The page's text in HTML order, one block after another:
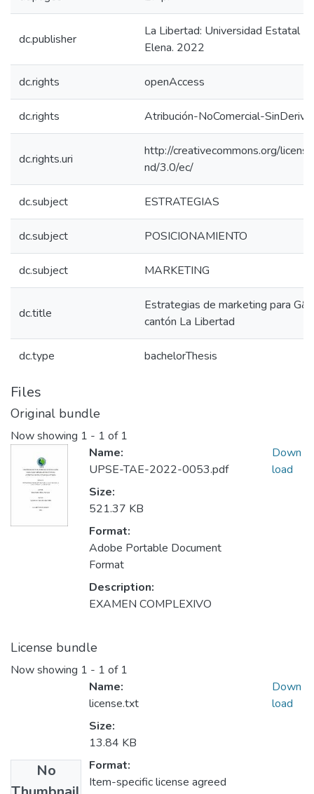
dc.publisher
La Libertad: Universidad Estatal
Elena. 2022
dc.rights openAccess
dc.rights Atribución-NoComercial-
dc.rights.uri
http://creativecommons.org/
nd/3.0/ec/
dc.subject ESTRATEGIAS
dc.subject POSICIONAMIENTO
dc.subject MARKETING
dc.title
Estrategias de marketing para
cantón La Libertad
dc.type bachelorThesis
Files
Original bundle
Now showing 1 - 1 of 1
Name:
UPSE-TAE-2022-0053.pdf
Size:
521.37 KB
Format:
Adobe Portable Document
Format
Description:
EXAMEN COMPLEXIVO
Down
load
License bundle
Now showing 1 - 1 of 1
No
Name:
license.txt
Size:
13.84 KB
Format:
Item-specific license agreed
Down
load